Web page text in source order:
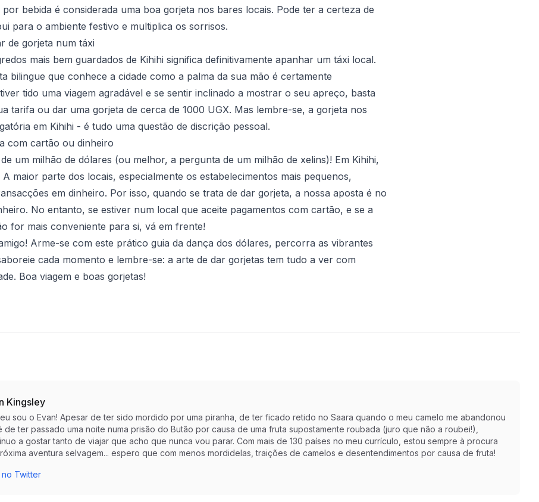
bebida é considerada uma boa gorjeta nos bares locais. Pode ter a certeza de
para o ambiente festivo e multiplica os sorrisos.
de gorjeta num táxi
mais bem guardados de Kihihi significa definitivamente apanhar um táxi local.
bilingue que conhece a cidade como a palma da sua mão é certamente
tido uma viagem agradável e se sentir inclinado a mostrar o seu apreço, basta
tarifa ou dar uma gorjeta de cerca de 1000 UGX. Mas lembre-se, a gorjeta nos
em Kihihi - é tudo uma questão de discrição pessoal.
com cartão ou dinheiro
um milhão de dólares (ou melhor, a pergunta de um milhão de xelins)! Em Kihihi,
maior parte dos locais, especialmente os estabelecimentos mais pequenos,
em dinheiro. Por isso, quando se trata de dar gorjeta, a nossa aposta é no
No entanto, se estiver num local que aceite pagamentos com cartão, e se a
for mais conveniente para si, vá em frente!
Arme-se com este prático guia da dança dos dólares, percorra as vibrantes
cada momento e lembre-se: a arte de dar gorjetas tem tudo a ver com
Boa viagem e boas gorjetas!
Kingsley
sou o Evan! Apesar de ter sido mordido por uma piranha, de ter ficado retido no Saara quando o meu camelo me abandonou
de ter passado uma noite numa prisão do Butão por causa de uma fruta supostamente roubada (juro que não a roubei!),
a gostar tanto de viajar que acho que nunca vou parar. Com mais de 130 países no meu currículo, estou sempre à procura
aventura selvagem... espero que com menos mordidelas, traições de camelos e desentendimentos por causa de fruta!
no Twitter